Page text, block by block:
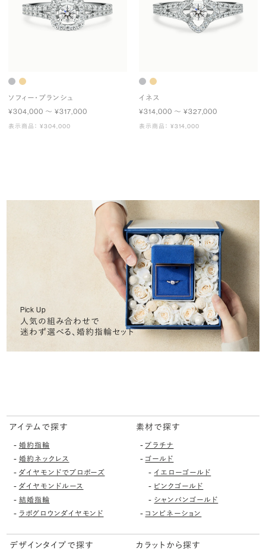
ソフィー・ブランシュ
¥304,000 〜 ¥317,000
表示商品： ¥304,000
イネス
¥314,000 〜 ¥327,000
表示商品： ¥314,000
Pick Up
人気の組み合わせで
迷わず選べる、婚約指輪セット
アイテムで探す
- 婚約指輪
- 婚約ネックレス
- ダイヤモンドでプロポーズ
- ダイヤモンドルース
- 結婚指輪
- ラボグロウンダイヤモンド
素材で探す
-プラチナ
- ゴールド
-イエローゴールド
- ピンクゴールド
- シャンパンゴールド
- コンビネーション
デザインタイプで探す
カラットから探す